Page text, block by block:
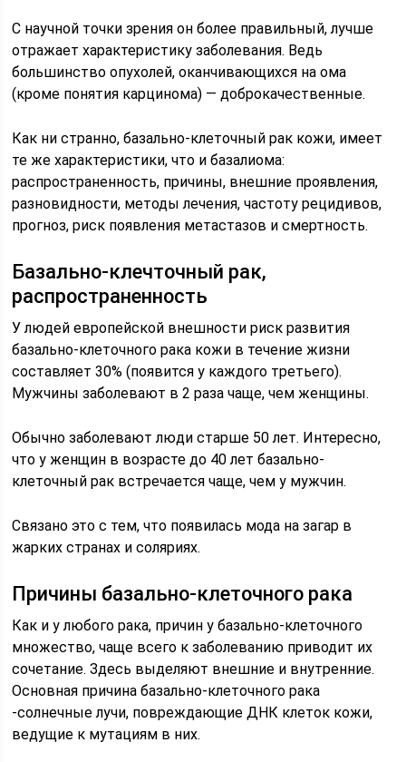
С научной точки зрения он более правильный, лучше
отражает характеристику заболевания. Ведь
большинство опухолей, оканчивающихся на ома
(кроме понятия карцинома) — доброкачественные.
Как ни странно, базально-клеточный рак кожи, имеет
те же характеристики, что и базалиома:
распространенность, причины, внешние проявления,
разновидности, методы лечения, частоту рецидивов,
прогноз, риск появления метастазов и смертность.
Базально-клечточный рак,
распространенность
У людей европейской внешности риск развития
базально-клеточного рака кожи в течение жизни
составляет 30% (появится у каждого третьего).
Мужчины заболевают в 2 раза чаще, чем женщины.
Обычно заболевают люди старше 50 лет. Интересно,
что у женщин в возрасте до 40 лет базально-
клеточный рак встречается чаще, чем у мужчин.
Связано это с тем, что появилась мода на загар в
жарких странах и соляриях.
Причины базально-клеточного рака
Как и у любого рака, причин у базально-клеточного
множество, чаще всего к заболеванию приводит их
сочетание. Здесь выделяют внешние и внутренние.
Основная причина базально-клеточного рака
-солнечные лучи, повреждающие ДНК клеток кожи,
ведущие к мутациям в них.